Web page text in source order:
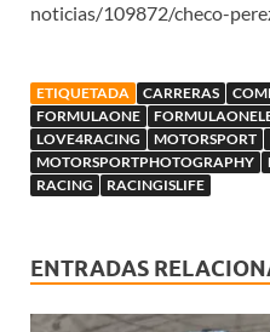
noticias/109872/checo-
ETIQUETADA CARRERAS
FORMULAONE
LOVE4RACING
MOTORSPORT
MOTORSPORTPHOTOGRAPHY
RACING
RACINGISLIFE
ENTRADAS